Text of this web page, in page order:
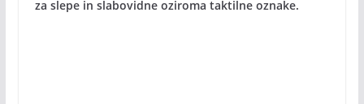
za slepe in slabovidne oziroma taktilne oznake.